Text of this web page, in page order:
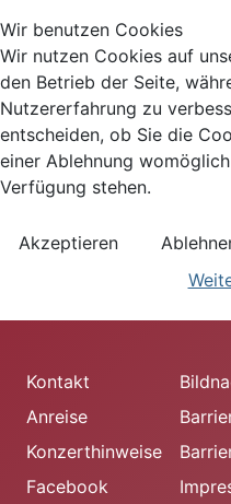
Kontakt
Anreise
Konzerthinweise
Facebook
Wir benutzen Cookies
Wir nutzen Cookies auf
den Betrieb der Seite,
Nutzererfahrung zu
entscheiden, ob Sie die
einer Ablehnung
Verfügung stehen.
Akzeptieren